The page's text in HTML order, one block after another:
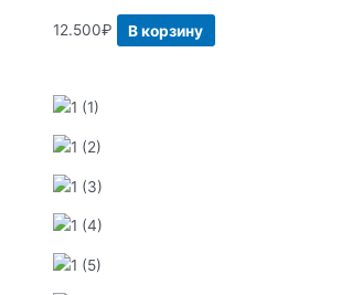
12.500₽ В корзину